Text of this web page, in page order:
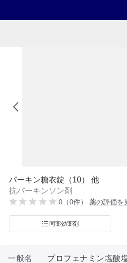
パーキン糖衣錠（10） 他
抗パーキンソン剤
0（0件） 薬の評価を
同薬効薬剤
一般名
プロフェナミン塩酸